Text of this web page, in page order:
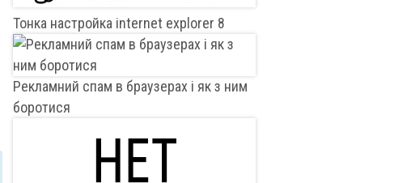
Тонка настройка internet explorer 8
Рекламний спам в браузерах і як з ним
боротися